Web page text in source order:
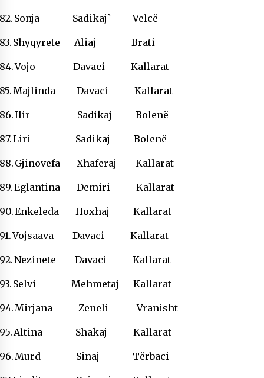
Sonja Sadikaj` Velcë
Shyqyrete Aliaj Brati
Vojo Davaci Kallarat
Majlinda Davaci Kallarat
Ilir Sadikaj Bolenë
Liri Sadikaj Bolenë
Gjinovefa Xhaferaj Kallarat
Eglantina Demiri Kallarat
Enkeleda Hoxhaj Kallarat
Vojsaava Davaci Kallarat
Nezinete Davaci Kallarat
Selvi Mehmetaj Kallarat
Mirjana Zeneli Vranisht
Altina Shakaj Kallarat
Murd Sinaj Tërbaci